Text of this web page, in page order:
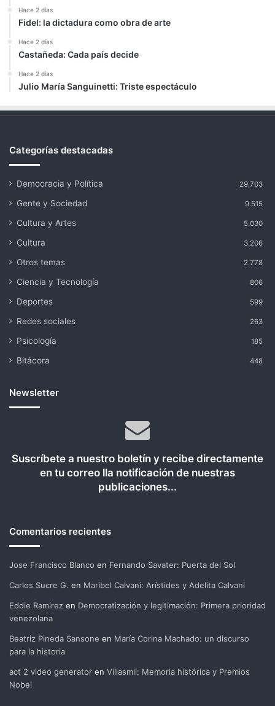
Hace 2 días
Fidel: la dictadura como obra de arte
Hace 2 días
Castañeda: Cada país decide
Hace 2 días
Julio María Sanguinetti: Triste espectáculo
Categorías destacadas
Democracia y Política 29.703
Gente y Sociedad 9.515
Cultura y Artes 5.030
Cultura 3.206
Otros temas 2.778
Ciencia y Tecnología 806
Deportes 599
Redes sociales 263
Psicología 185
Bitácora 448
Newsletter
Suscríbete a nuestro boletín y recibe directamente
en tu correo lla notificación de nuestras
publicaciones...
Comentarios recientes
Jose Francisco Blanco en Fernando Savater: Puerta del Sol
Carlos Sucre G. en Maribel Calvani: Arístides y Adelita Calvani
Eddie Ramirez en Democratización y legitimación: Primera prioridad
venezolana
Beatriz Pineda Sansone en María Corina Machado: un discurso
para la historia
act 2 video generator en Villasmil: Memoria histórica y Premios
Nobel